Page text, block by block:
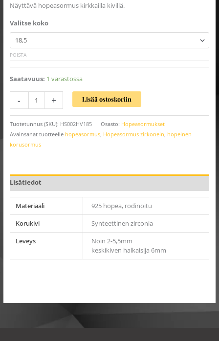
Näyttävä hopeasormus kirkkailla kivillä.
Valitse koko
POISTA
Saatavuus: 1 varastossa
- + Lisää ostoskoriin
Tuotetunnus (SKU): HS002HV185 Osasto: Hopeasormukset
Avainsanat tuotteelle hopeasormus, Hopeasormus zirkonein hopeinen
korusormus
Lisätiedot
Materiaali
925 hopea, rodinoitu
Korukivi
Synteettinen zirconia
Leveys
Noin 2-5,5mm
keskikiven halkaisija 6mm